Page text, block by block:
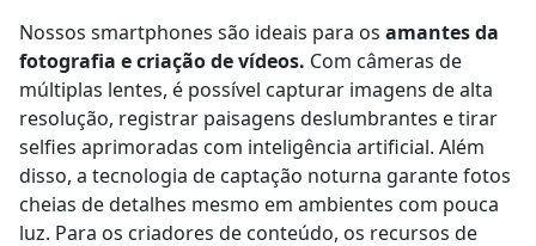
Nossos smartphones são ideais para os amantes da
fotografia e criação de vídeos. Com câmeras de
múltiplas lentes, é possível capturar imagens de alta
resolução, registrar paisagens deslumbrantes e tirar
selfies aprimoradas com inteligência artificial. Além
disso, a tecnologia de captação noturna garante fotos
cheias de detalhes mesmo em ambientes com pouca
luz. Para os criadores de conteúdo, os recursos de